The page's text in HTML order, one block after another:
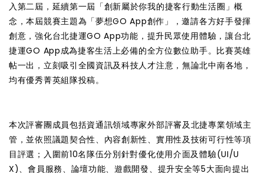
入第二屆，延續第一屆「創新屬於你我的捷客行動生活圈」概
念，本屆競賽主題為「夢想GO App創作」，邀請各方好手發揮
創意，強化台北捷運GO App功能，提升民眾使用體驗，讓台北
捷運GO App成為捷客生活上必備的全方位數位助手。比賽英雄
帖一出，立刻吸引全國資訊及科技人才注意，無論北中南各地，
均有優秀菁英組隊投稿。
本次評審團成員包括資通訊領域專家外部評審及北捷專業領域主
管，並依照議題契合性、內容創新性、實用性及技術可行性等項
目評選；入圍前10名隊伍分別針對優化使用介面及體驗(UI/U
X)、會員服務、論壇功能、遊戲開發、提升安全等5大面向提出